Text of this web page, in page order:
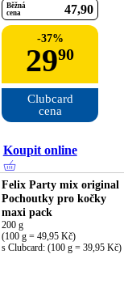
Běžná
cena
47 90
-37%
2990
Clubcard
cena
Koupit online
Felix Party mix original
Pochoutky pro kočky
maxi pack
200 g
(100 g = 49,95 Kč)
s Clubcard: (100 g = 39,95 Kč)